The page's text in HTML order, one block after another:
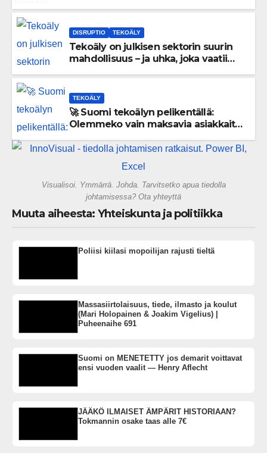
DISRUPTIO TEKOÄLY
Tekoäly on julkisen sektorin suurin
mahdollisuus – ja uhka, joka vaatii
TEKOÄLY
🚀 Suomi tekoälyn pelikentällä:
Olemmeko vain maksavia asiakkaita
gigatehtaan?
Visualisoi. Ymmärrä. Johda. Tarvitsetko apua tiedolla
johtamisessa? Ota yhteyttä
Muuta aiheesta: Yhteiskunta ja politiikka
Poliisi kiilasi mopoilijan rajusti tieltä
Massasiirtolaisuus, tiede, ilmasto ja koulut
(Mari Holopainen & Joakim Vigelius) |
Puheenaihe 691
Suomi on MENETETTY jos demarit voittavat
ensi vuoden vaalit — Henry Aflecht
JÄÄKÖ ILMAISET ÄMPÄRIT HISTORIAAN?
Tokmannin osake taas alle 7€